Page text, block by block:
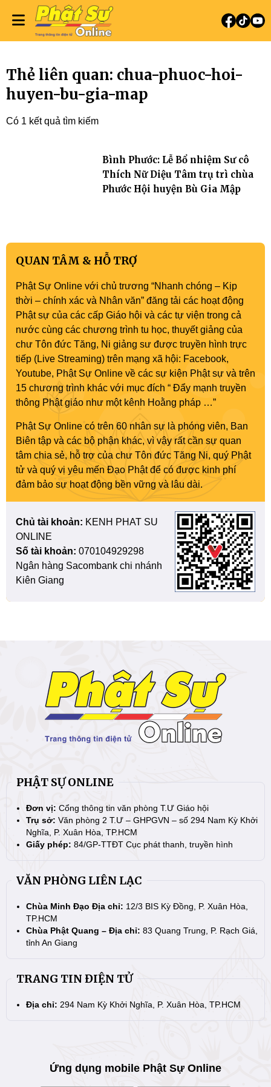
Thẻ liên quan: chua-phuoc-hoi-
huyen-bu-gia-map
Có 1 kết quả tìm kiếm
Bình Phước: Lễ Bổ nhiệm Sư cô
Thích Nữ Diệu Tâm trụ trì chùa
Phước Hội huyện Bù Gia Mập
QUAN TÂM & HỖ TRỢ
Phật Sự Online với chủ trương “Nhanh chóng – Kịp
thời – chính xác và Nhân văn” đăng tải các hoạt động
Phật sự của các cấp Giáo hội và các tự viện trong cả
nước cùng các chương trình tu học, thuyết giảng của
chư Tôn đức Tăng, Ni giảng sư được truyền hình trực
tiếp (Live Streaming) trên mạng xã hội: Facebook,
Youtube, Phật Sự Online về các sự kiện Phật sự và trên
15 chương trình khác với mục đích “ Đẩy mạnh truyền
thông Phật giáo như một kênh Hoằng pháp …”
Phật Sự Online có trên 60 nhân sự là phóng viên, Ban
Biên tập và các bộ phận khác, vì vậy rất cần sự quan
tâm chia sẻ, hỗ trợ của chư Tôn đức Tăng Ni, quý Phật
tử và quý vị yêu mến Đạo Phật để có được kinh phí
đảm bảo sự hoạt động bền vững và lâu dài.
Chủ tài khoản: KENH PHAT SU
ONLINE
Số tài khoản: 070104929298
Ngân hàng Sacombank chi nhánh
Kiên Giang
PHẬT SỰ ONLINE
Đơn vị: Cổng thông tin văn phòng T.Ư Giáo hội
Trụ sở: Văn phòng 2 T.Ư – GHPGVN – số 294 Nam Kỳ Khởi
Nghĩa, P. Xuân Hòa, TP.HCM
Giấy phép: 84/GP-TTĐT Cục phát thanh, truyền hình
VĂN PHÒNG LIÊN LẠC
Chùa Minh Đạo Địa chỉ: 12/3 BIS Kỳ Đồng, P. Xuân Hòa,
TP.HCM
Chùa Phật Quang – Địa chỉ: 83 Quang Trung, P. Rạch Giá,
tỉnh An Giang
TRANG TIN ĐIỆN TỬ
Địa chỉ: 294 Nam Kỳ Khởi Nghĩa, P. Xuân Hòa, TP.HCM
Ứng dụng mobile Phật Sự Online